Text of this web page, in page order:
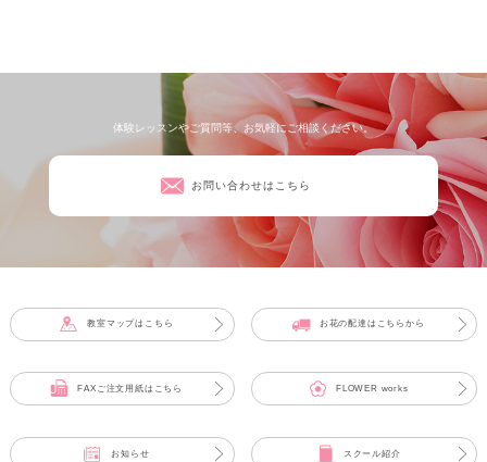
体験レッスンやご質問等、お気軽にご相談ください。
お問い合わせはこちら
教室マップはこちら お花の配達はこちらから
FAXご注文用紙はこちら FLOWER works
お知らせ スクール紹介